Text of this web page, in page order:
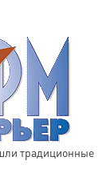
традиционные